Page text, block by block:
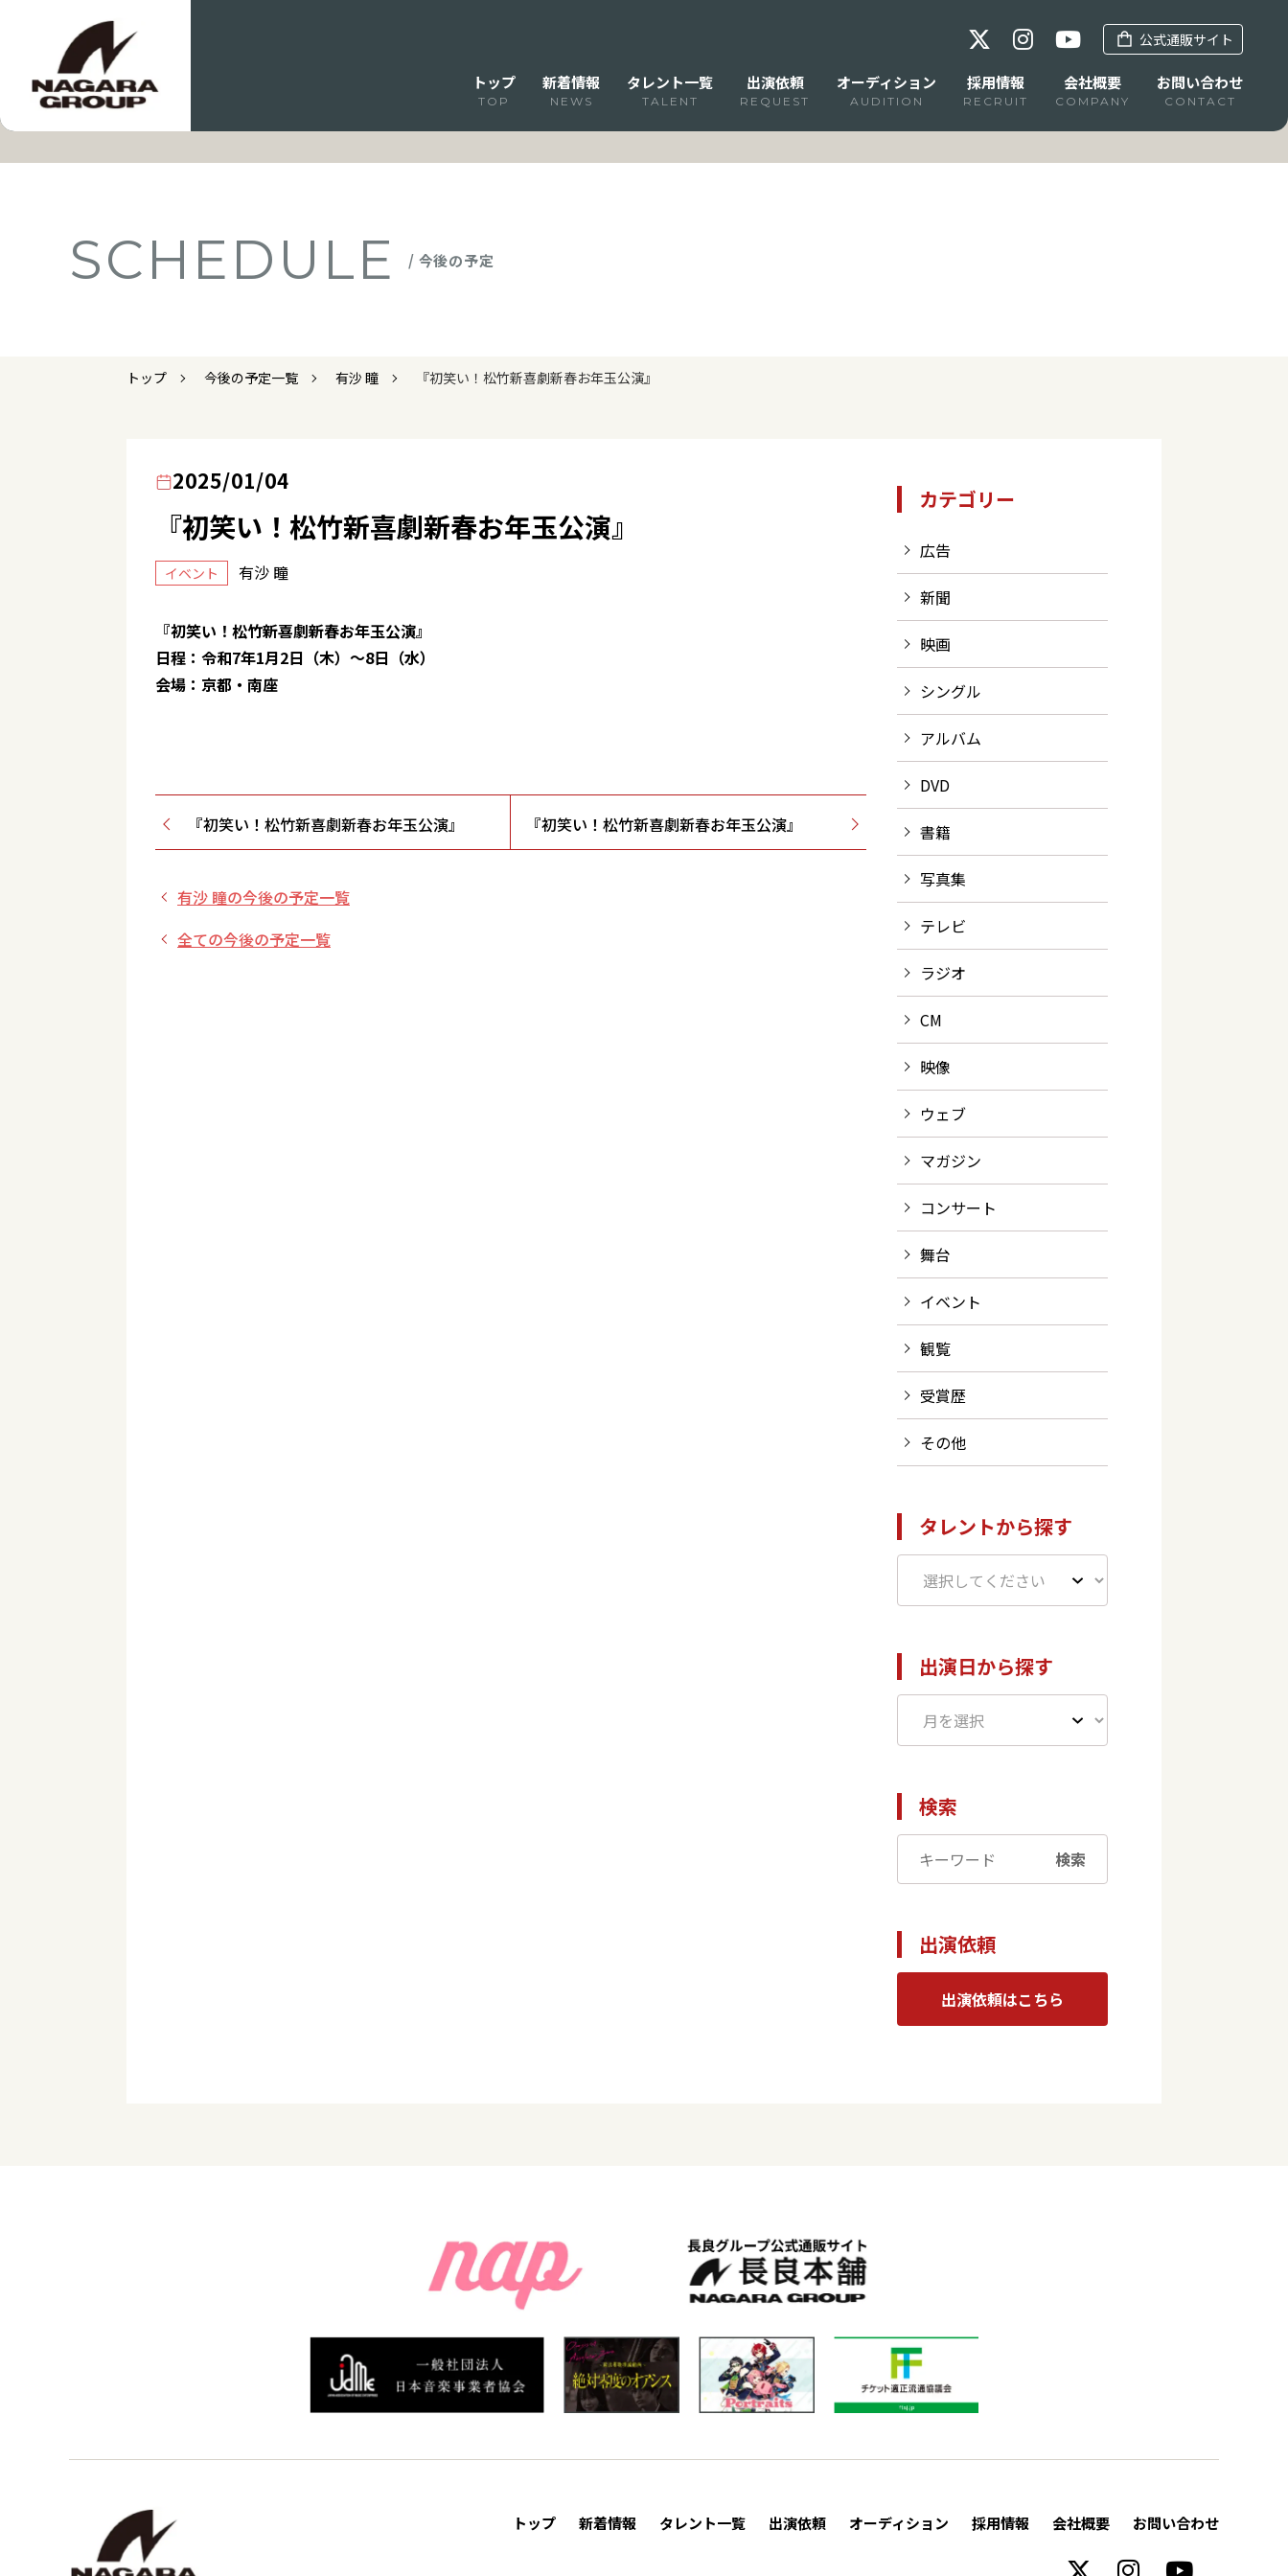
公式通販サイト
トップ
TOP
新着情報
NEWS
タレント一覧
TALENT
出演依頼
REQUEST
オーディション
AUDITION
採用情報
RECRUIT
会社概要
COMPANY
お問い合わせ
CONTACT
SCHEDULE / 今後の予定
トップ 今後の予定一覧 有沙 瞳 『初笑い！松竹新喜劇新春お年玉公演』
2025/01/04
『初笑い！松竹新喜劇新春お年玉公演』
イベント 有沙 瞳
『初笑い！松竹新喜劇新春お年玉公演』
日程：令和7年1月2日（木）～8日（水）
会場：京都・南座
『初笑い！松竹新喜劇新春お年玉公演』 『初笑い！松竹新喜劇新春お年玉公演』
有沙 瞳の今後の予定一覧
全ての今後の予定一覧
カテゴリー
広告
新聞
映画
シングル
アルバム
DVD
書籍
写真集
テレビ
ラジオ
CM
映像
ウェブ
マガジン
コンサート
舞台
イベント
観覧
受賞歴
その他
タレントから探す
出演日から探す
検索
検索
出演依頼
出演依頼はこちら
トップ 新着情報 タレント一覧 出演依頼 オーディション 採用情報 会社概要 お問い合わせ